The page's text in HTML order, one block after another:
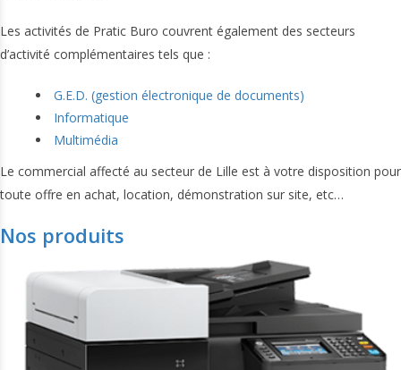
Les activités de Pratic Buro couvrent également des secteurs
d’activité complémentaires tels que :
G.E.D. (gestion électronique de documents)
Informatique
Multimédia
Le commercial affecté au secteur de Lille est à votre disposition pour
toute offre en achat, location, démonstration sur site, etc…
Nos produits